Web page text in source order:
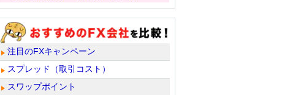
注目のFXキャンペーン
スプレッド（取引コスト）
スワップポイント